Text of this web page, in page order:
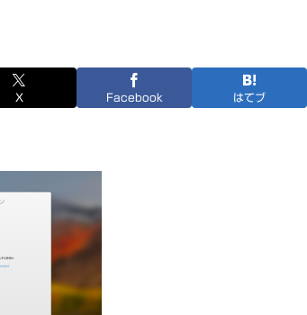
X Facebook はてブ